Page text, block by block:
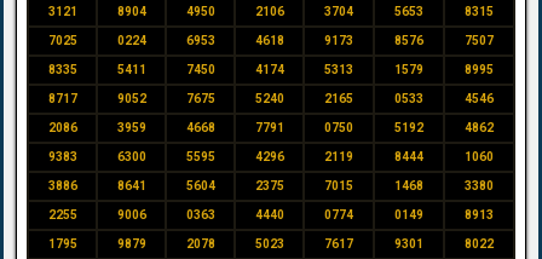
3121 8904 4950 2106 3704 5653 8315
7025 0224 6953 4618 9173 8576 7507
8335 5411 7450 4174 5313 1579 8995
8717 9052 7675 5240 2165 0533 4546
2086 3959 4668 7791 0750 5192 4862
9383 6300 5595 4296 2119 8444 1060
3886 8641 5604 2375 7015 1468 3380
2255 9006 0363 4440 0774 0149 8913
1795 9879 2078 5023 7617 9301 8022